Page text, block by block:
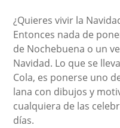
¿Quieres vivir la
Entonces nada de
de Nochebuena o un
Navidad. Lo que se
Cola, es ponerse uno
lana con dibujos y
cualquiera de las
días.